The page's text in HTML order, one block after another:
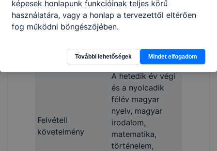
Felvételi
Általános iskolai
eredmények
alapján
Jelentkezés
2026.02.15
Felvételi
követelmény
A hetedik év végi
és a nyolcadik
félév magyar
nyelv, magyar
irodalom,
matematika,
történelem,
képesek honlapunk funkcióinak teljes körű
használatára, vagy a honlap a tervezettől eltérően
fog működni böngészőjében.
További lehetőségek Mindet elfogadom